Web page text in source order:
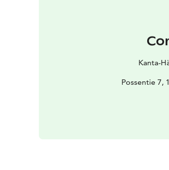
Kanta-
Possentie 7,